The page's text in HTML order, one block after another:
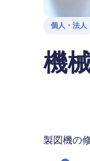
個人・法人
機
製図機の